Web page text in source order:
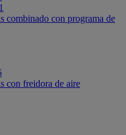
combinado con programa de
con freidora de aire